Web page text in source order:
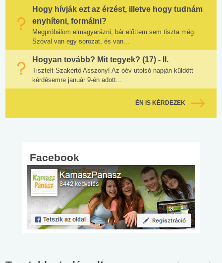
Hogy hívják ezt az érzést, illetve hogy tudnám
enyhíteni, formálni?
Megpróbálom elmagyarázni, bár előttem sem tiszta még.
Szóval van egy sorozat, és van...
Hogyan tovább? Mit tegyek? (17) - II.
Tisztelt Szakértő Asszony! Az óév utolsó napján küldött
kérdésemre január 9-én adott...
ÉN IS KÉRDEZEK
Facebook